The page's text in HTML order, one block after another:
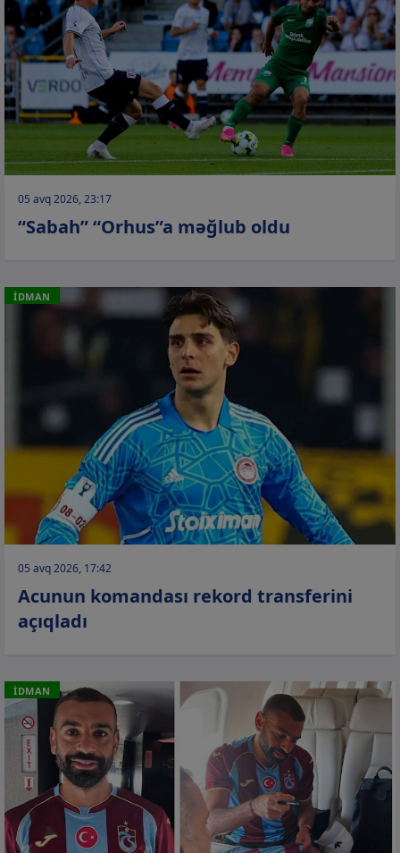
05 avq 2026, 23:17
“Sabah” “Orhus”a məğlub oldu
İDMAN
05 avq 2026, 17:42
Acunun komandası rekord transferini
açıqladı
İDMAN